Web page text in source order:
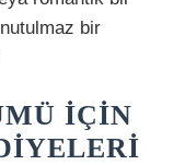
bir
İÇIN